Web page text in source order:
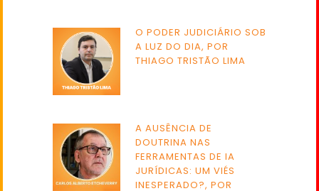
O PODER JUDICIÁRIO SOB
A LUZ DO DIA, POR
THIAGO TRISTÃO LIMA
A AUSÊNCIA DE
DOUTRINA NAS
FERRAMENTAS DE IA
JURÍDICAS: UM VIÉS
INESPERADO?, POR